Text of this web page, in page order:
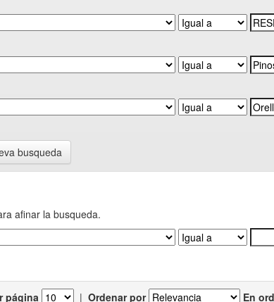
busqueda
afinar la busqueda.
página | Ordenar por En